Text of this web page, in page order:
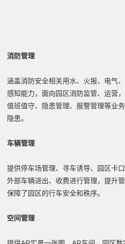
消防管理
涵盖消防安全相关用水、火报、电气
感知能力，面向园区消防监管、运营
值班值守、隐患管理、报警管理等业
隐患。
车辆管理
提供停车场管理、寻车诱导、园区卡
外部车辆进出、收费进行管理，提升
保障了园区的行车安全和秩序。
空间管理